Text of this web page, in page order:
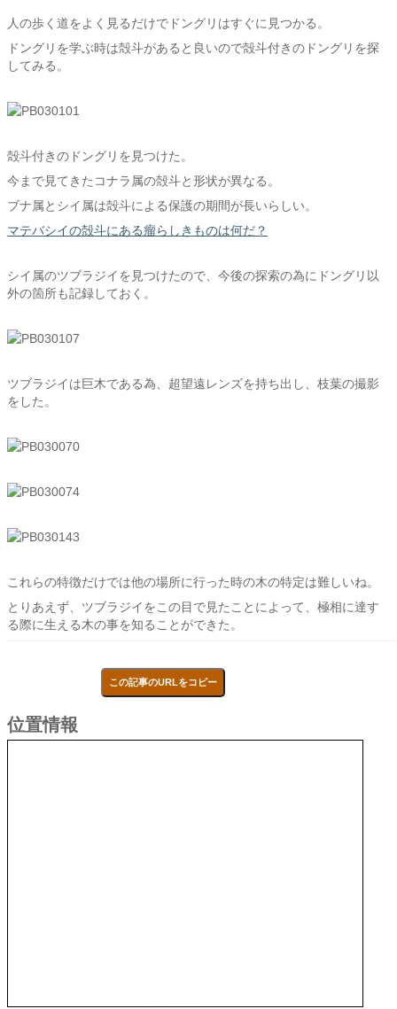
人の歩く道をよく見るだけでドングリはすぐに見つかる。
ドングリを学ぶ時は殻斗があると良いので殻斗付きのドングリを探
してみる。
殻斗付きのドングリを見つけた。
今まで見てきたコナラ属の殻斗と形状が異なる。
ブナ属とシイ属は殻斗による保護の期間が長いらしい。
マテバシイの殻斗にある瘤らしきものは何だ？
シイ属のツブラジイを見つけたので、今後の探索の為にドングリ以
外の箇所も記録しておく。
ツブラジイは巨木である為、超望遠レンズを持ち出し、枝葉の撮影
をした。
これらの特徴だけでは他の場所に行った時の木の特定は難しいね。
とりあえず、ツブラジイをこの目で見たことによって、極相に達す
る際に生える木の事を知ることができた。
この記事のURLをコピー
位置情報